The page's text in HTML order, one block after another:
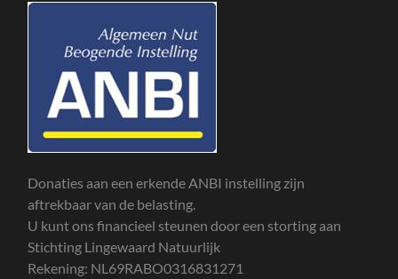
Donaties aan een erkende ANBI instelling zijn
aftrekbaar van de belasting.
U kunt ons financieel steunen door een storting aan
Stichting Lingewaard Natuurlijk
Rekening: NL69RABO0316831271